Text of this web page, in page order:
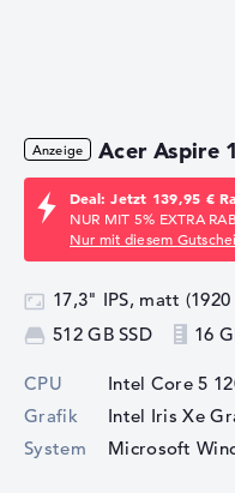
Acer Aspire
Deal: Jetzt 139,95 €
NUR MIT 5% EXTRA
Nur mit diesem
17,3" IPS, matt
512 GB SSD
16
CPU Intel Core 5
Grafik
Intel Iris Xe
System
Microsoft